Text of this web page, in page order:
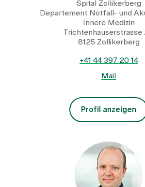
Spital Zollikerberg
Departement Notfall- und
Innere Medizin
Trichtenhauserstrasse
8125 Zollikerberg
+41 44 397 20 14
Mail
Profil anzeigen